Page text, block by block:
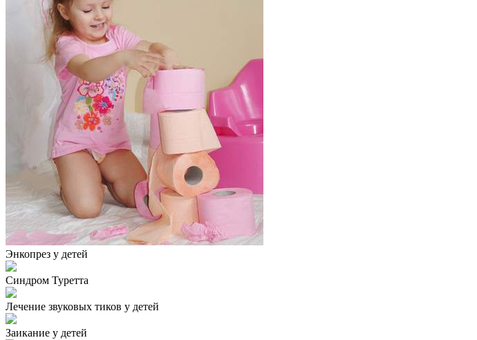
Энкопрез у детей
Синдром Туретта
Лечение звуковых тиков у детей
Заикание у детей